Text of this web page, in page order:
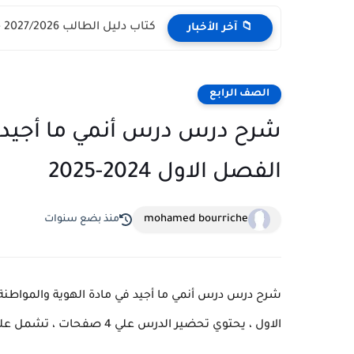
📁 آخر الأخبار كتاب دليل الطالب 2027/2026 - مركز القبول الموحد وزارة التعليم...
الصف الرابع
شرح درس درس أنمي ما أجيد
الفصل الاول 2024-2025
mohamed bourriche منذ بضع سنوات
شرح درس درس أنمي ما أجيد في مادة الهوية
الاول ، يحتوي تحضير الدرس علي 4 صفحات ، تشمل علي شرح شامل ، كما يتفور نسخة للتحميل من الرابط اسفل.